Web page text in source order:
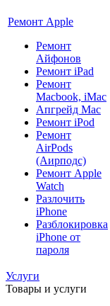
Ремонт Apple
Ремонт
Айфонов
Ремонт iPad
Ремонт
Macbook, iMac
Апгрейд Mac
Ремонт iPod
Ремонт
AirPods
(Аирподс)
Ремонт Apple
Watch
Разлочить
iPhone
Разблокировка
iPhone от
пароля
Услуги
Товары и услуги